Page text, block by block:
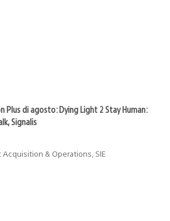
Plus di agosto: Dying Light 2 Stay Human:
Signalis
& Operations, SIE